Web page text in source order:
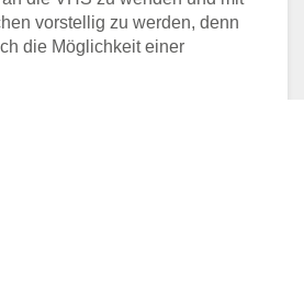
vorstellig zu werden, denn
die Möglichkeit einer